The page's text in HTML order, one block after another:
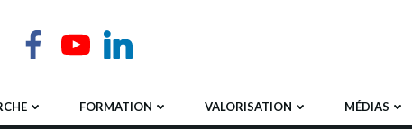
FORMATION VALORISATION MÉDIAS